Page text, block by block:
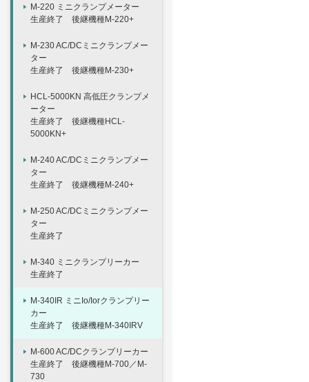
M-220 ミニクランプメーター
生産終了 後継機種M-220+
M-230 AC/DCミニクランプメー
ター
生産終了 後継機種M-230+
HCL-5000KN 高低圧クランプメ
ーター
生産終了 後継機種HCL-
5000KN+
M-240 AC/DCミニクランプメー
ター
生産終了 後継機種M-240+
M-250 AC/DCミニクランプメー
ター
生産終了
M-340 ミニクランプリーカー
生産終了
M-340IR ミニIo/Iorクランプリー
カー
生産終了 後継機種M-340IRV
M-600 AC/DCクランプリーカー
生産終了 後継機種M-700／M-
730